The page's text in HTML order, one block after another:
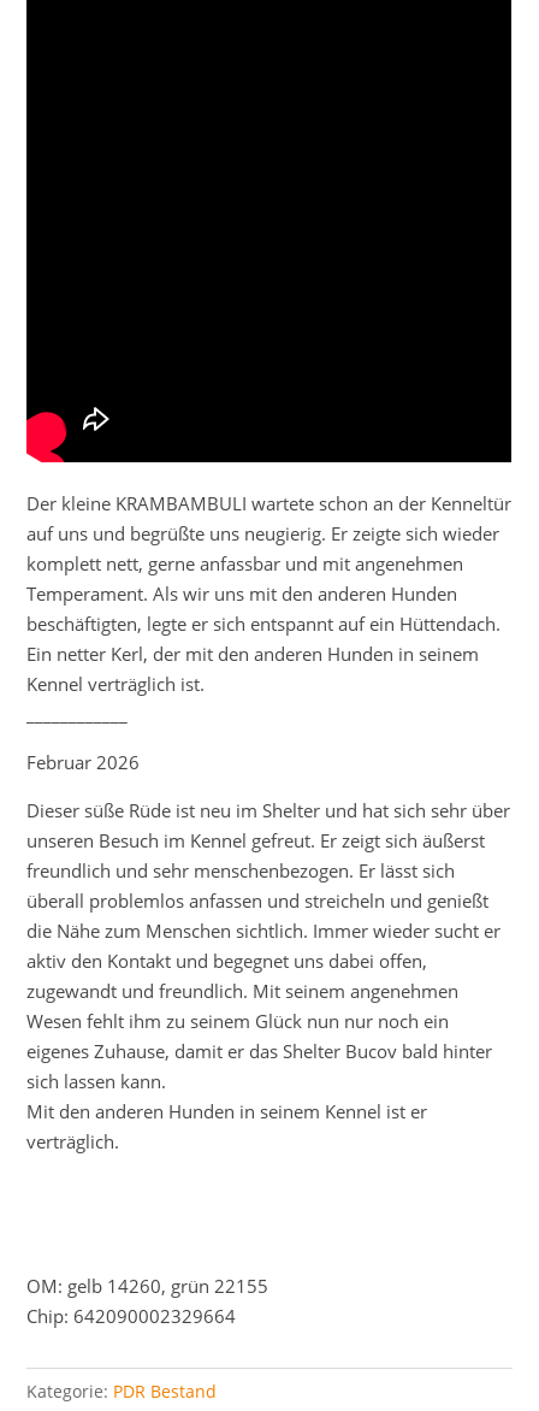
Der kleine KRAMBAMBULI wartete schon an der Kenneltür
auf uns und begrüßte uns neugierig. Er zeigte sich wieder
komplett nett, gerne anfassbar und mit angenehmen
Temperament. Als wir uns mit den anderen Hunden
beschäftigten, legte er sich entspannt auf ein Hüttendach.
Ein netter Kerl, der mit den anderen Hunden in seinem
Kennel verträglich ist.
Februar 2026
Dieser süße Rüde ist neu im Shelter und hat sich sehr über
unseren Besuch im Kennel gefreut. Er zeigt sich äußerst
freundlich und sehr menschenbezogen. Er lässt sich
überall problemlos anfassen und streicheln und genießt
die Nähe zum Menschen sichtlich. Immer wieder sucht er
aktiv den Kontakt und begegnet uns dabei offen,
zugewandt und freundlich. Mit seinem angenehmen
Wesen fehlt ihm zu seinem Glück nun nur noch ein
eigenes Zuhause, damit er das Shelter Bucov bald hinter
sich lassen kann.
Mit den anderen Hunden in seinem Kennel ist er
verträglich.
OM: gelb 14260, grün 22155
Chip: 642090002329664
Kategorie: PDR Bestand